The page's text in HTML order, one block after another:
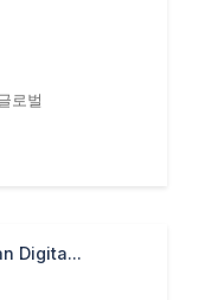
로벌
Digita...